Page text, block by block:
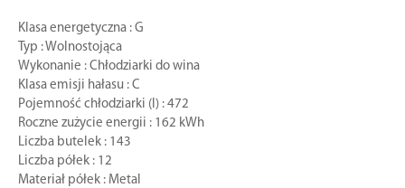
Klasa energetyczna : G
Typ : Wolnostojąca
Wykonanie : Chłodziarki do wina
Klasa emisji hałasu : C
Pojemność chłodziarki (l) : 472
Roczne zużycie energii : 162 kWh
Liczba butelek : 143
Liczba półek : 12
Materiał półek : Metal